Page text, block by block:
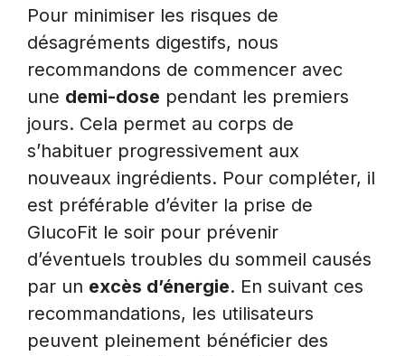
Pour minimiser les risques de
désagréments digestifs, nous
recommandons de commencer avec
une demi-dose pendant les premiers
jours. Cela permet au corps de
s’habituer progressivement aux
nouveaux ingrédients. Pour compléter, il
est préférable d’éviter la prise de
GlucoFit le soir pour prévenir
d’éventuels troubles du sommeil causés
par un excès d’énergie. En suivant ces
recommandations, les utilisateurs
peuvent pleinement bénéficier des